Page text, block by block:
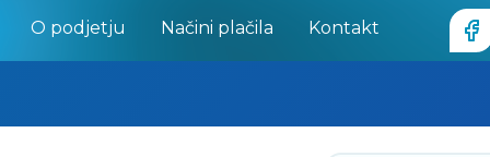
O podjetju Načini plačila Kontakt